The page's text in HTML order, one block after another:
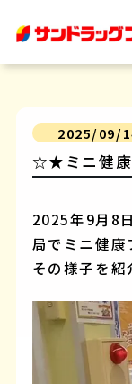
2025/09/
☆★ミニ健
2025年9月8
局でミニ健康
その様子を